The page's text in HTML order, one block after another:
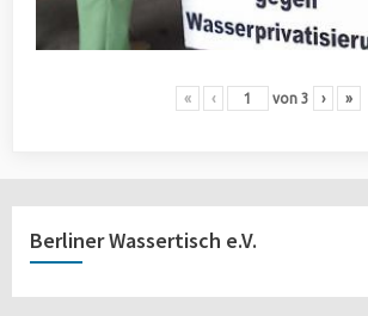
« ‹ von 3 › »
Berliner Wassertisch e.V.